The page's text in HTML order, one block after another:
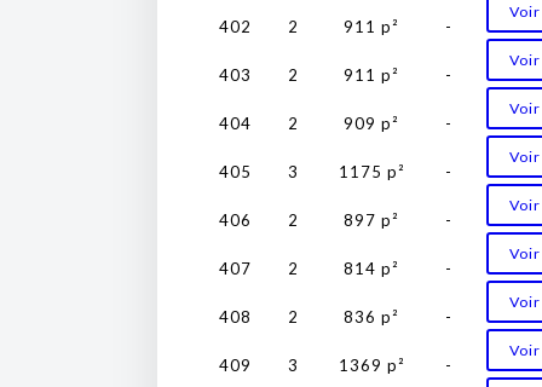
402 2 911 p² -
403 2 911 p² -
404 2 909 p² -
405 3 1175 p² -
406 2 897 p² -
407 2 814 p² -
408 2 836 p² -
409 3 1369 p² -